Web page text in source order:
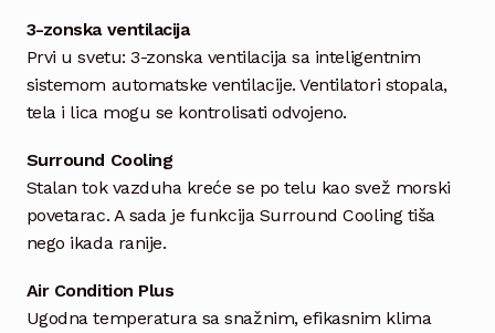
3-zonska ventilacija
Prvi u svetu: 3-zonska ventilacija sa inteligentnim
sistemom automatske ventilacije. Ventilatori stopala,
tela i lica mogu se kontrolisati odvojeno.
Surround Cooling
Stalan tok vazduha kreće se po telu kao svež morski
povetarac. A sada je funkcija Surround Cooling tiša
nego ikada ranije.
Air Condition Plus
Ugodna temperatura sa snažnim, efikasnim klima